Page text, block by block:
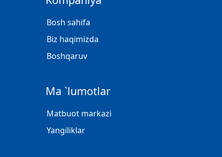
Bosh sahifa
Biz haqimizda
Boshqaruv
Ma `lumotlar
Matbuot markazi
Yangiliklar